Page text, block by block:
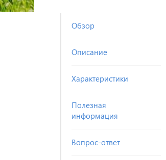
Обзор
Описание
Характеристики
Полезная
информация
Вопрос-ответ